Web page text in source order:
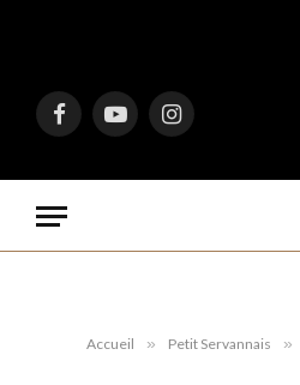
FacebookYouTubeInstagram
Accueil » Petit Servannais »